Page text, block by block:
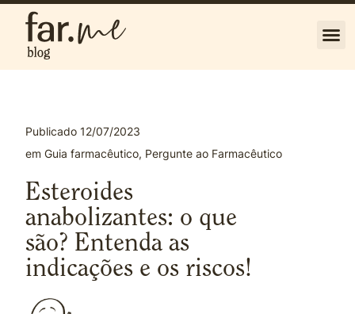
Publicado 12/07/2023
em Guia farmacêutico, Pergunte ao Farmacêutico
Esteroides
anabolizantes: o que
são? Entenda as
indicações e os riscos!